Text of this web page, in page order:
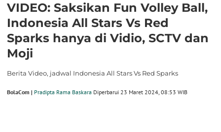
VIDEO: Saksikan Fun Volley Ball,
Indonesia All Stars Vs Red
Sparks hanya di Vidio, SCTV dan
Moji
Berita Video, jadwal Indonesia All Stars Vs Red Sparks
BolaCom | Pradipta Rama Baskara Diperbarui 23 Maret 2024, 08:53 WIB